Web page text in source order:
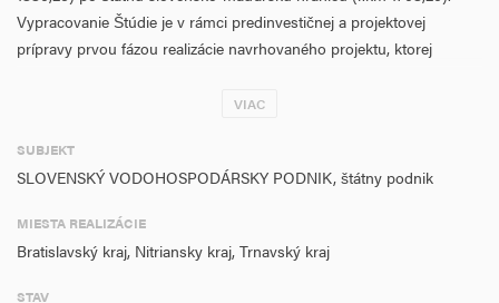
Vypracovanie Štúdie je v rámci predinvestičnej a projektovej
prípravy prvou fázou realizácie navrhovaného projektu, ktorej
realizovateľnosti (v súvislosti s rozvojom prístavov a vodných ciest
bezpečnosti vodnej dopravy a vytváranie predpokladov na
odstránenie kľúčových úzkych miest na infraštruktúre vodnej
plavebných znakov a používanej techniky, návrh osadenia a
modernizácie signalizačných plavebných znakov, resp. vytyčovacích
zariadení, návrh modernizácie signalizačných znakov (inteligentné
VIAC
SUBJEKT
SLOVENSKÝ VODOHOSPODÁRSKY PODNIK, štátny podnik
MIESTA REALIZÁCIE
Bratislavský kraj, Nitriansky kraj, Trnavský kraj
STAV